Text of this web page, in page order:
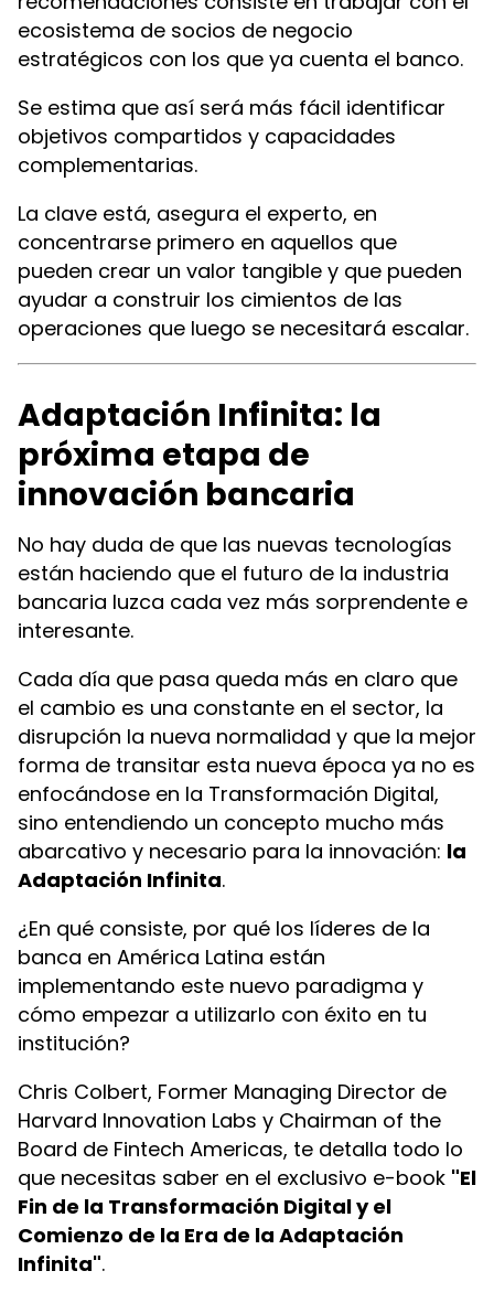
ecosistema de socios de negocio
estratégicos con los que ya cuenta el banco.
Se estima que así será más fácil identificar
objetivos compartidos y capacidades
complementarias.
La clave está, asegura el experto, en
concentrarse primero en aquellos que
pueden crear un valor tangible y que pueden
ayudar a construir los cimientos de las
operaciones que luego se necesitará escalar.
Adaptación Infinita: la
próxima etapa de
innovación bancaria
No hay duda de que las nuevas tecnologías
están haciendo que el futuro de la industria
bancaria luzca cada vez más sorprendente e
interesante.
Cada día que pasa queda más en claro que
el cambio es una constante en el sector, la
disrupción la nueva normalidad y que la mejor
forma de transitar esta nueva época ya no es
enfocándose en la Transformación Digital,
sino entendiendo un concepto mucho más
abarcativo y necesario para la innovación: la
Adaptación Infinita.
¿En qué consiste, por qué los líderes de la
banca en América Latina están
implementando este nuevo paradigma y
cómo empezar a utilizarlo con éxito en tu
institución?
Chris Colbert, Former Managing Director de
Harvard Innovation Labs y Chairman of the
Board de Fintech Americas, te detalla todo lo
que necesitas saber en el exclusivo e-book "El
Fin de la Transformación Digital y el
Comienzo de la Era de la Adaptación
Infinita".